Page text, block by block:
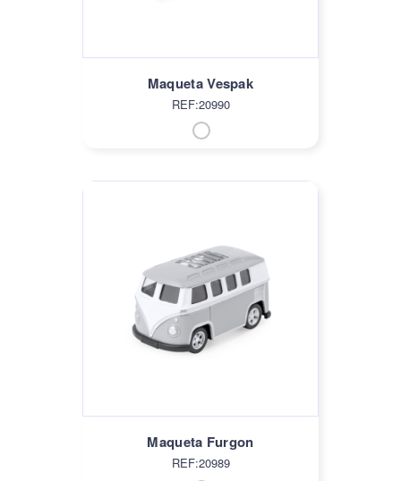
Maqueta Vespak
REF:20990
Maqueta Furgon
REF:20989